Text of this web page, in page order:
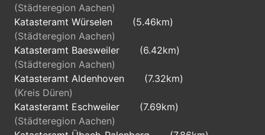
(Städteregion Aachen)
Katasteramt Würselen
(5.46km)
(Städteregion Aachen)
Katasteramt Baesweiler
(6.42km)
(Städteregion Aachen)
Katasteramt Aldenhoven
(7.32km)
(Kreis Düren)
Katasteramt Eschweiler
(7.69km)
(Städteregion Aachen)